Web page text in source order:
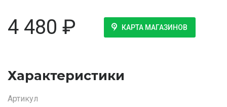
4 480 ₽ КАРТА МАГАЗИНОВ
Характеристики
Артикул